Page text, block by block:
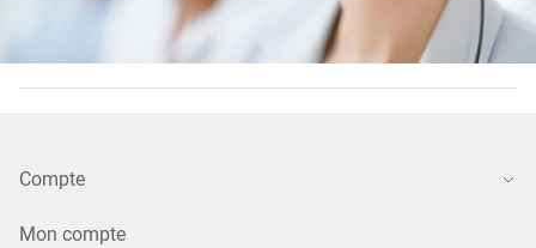
Compte
Mon compte